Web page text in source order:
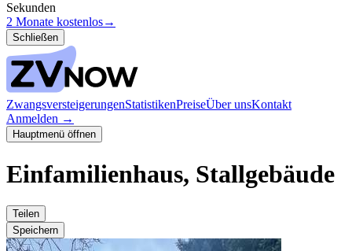
Sekunden
2 Monate kostenlos→
Schließen
ZwangsversteigerungenStatistikenPreiseÜber unsKontakt
Anmelden →
Hauptmenü öffnen
Einfamilienhaus, Stallgebäude
Teilen
Speichern